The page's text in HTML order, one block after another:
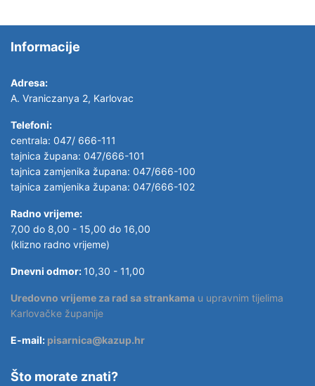
Informacije
Adresa:
A. Vraniczanya 2, Karlovac
Telefoni:
centrala: 047/ 666-111
tajnica župana: 047/666-101
tajnica zamjenika župana: 047/666-100
tajnica zamjenika župana: 047/666-102
Radno vrijeme:
7,00 do 8,00 - 15,00 do 16,00
(klizno radno vrijeme)
Dnevni odmor: 10,30 - 11,00
Uredovno vrijeme za rad sa strankama u upravnim tijelima
Karlovačke županije
E-mail: pisarnica@kazup.hr
Što morate znati?